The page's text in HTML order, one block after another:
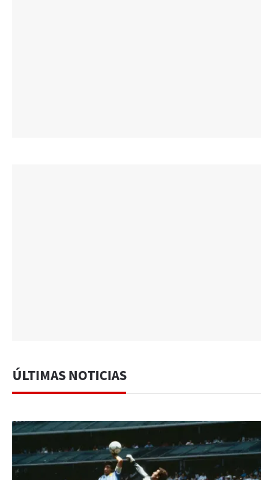
ÚLTIMAS NOTICIAS